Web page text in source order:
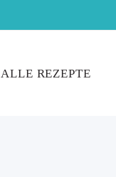
ALLE REZEPTE